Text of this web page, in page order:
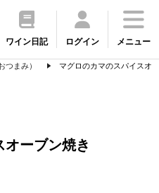
ワイン日記 ログイン メニュー
つまみ）
マグロのカマのスパイスオ
オーブン焼き